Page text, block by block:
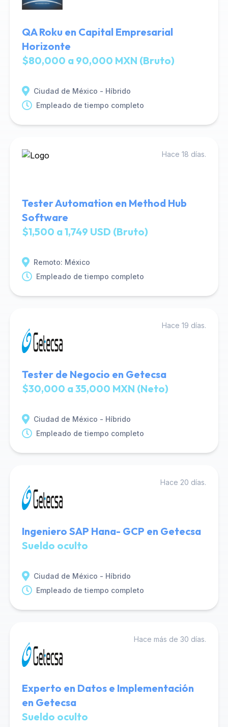
QA Roku en Capital Empresarial
Horizonte
$80,000 a 90,000 MXN (Bruto)
Ciudad de México - Híbrido
Empleado de tiempo completo
Hace 18 días.
Tester Automation en Method Hub
Software
$1,500 a 1,749 USD (Bruto)
Remoto: México
Empleado de tiempo completo
Hace 19 días.
Tester de Negocio en Getecsa
$30,000 a 35,000 MXN (Neto)
Ciudad de México - Híbrido
Empleado de tiempo completo
Hace 20 días.
Ingeniero SAP Hana- GCP en Getecsa
Sueldo oculto
Ciudad de México - Híbrido
Empleado de tiempo completo
Hace más de 30 días.
Experto en Datos e Implementación
en Getecsa
Sueldo oculto